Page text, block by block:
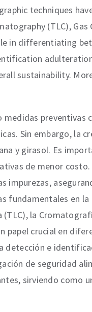
techniques
(TLC), Gas
in differentiating
sustainability.
medidas preventivas
Sin embargo, la
y girasol. Es
de menor
impurezas,
fundamentales en
la
papel crucial en
e
de seguridad
sirviendo como